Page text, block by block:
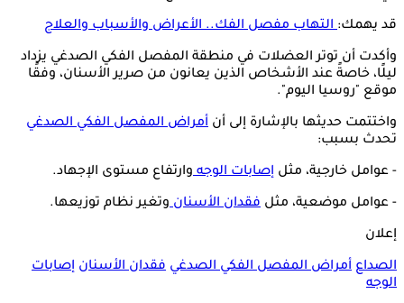
قد يهمك:التهاب مفصل الفك.. الأعراض والأسباب والعلاج
وأكدت أن توتر العضلات في منطقة المفصل الفكي الصدغي يزداد
ليلًا، خاصةً عند الأشخاص الذين يعانون من صرير الأسنان، وفقًا
موقع "روسيا اليوم".
واختتمت حديثها بالإشارة إلى أن أمراض المفصل الفكي الصدغي
تحدث بسبب:
- عوامل خارجية، مثل إصابات الوجهوارتفاع مستوى الإجهاد.
- عوامل موضعية، مثل فقدان الأسنانوتغير نظام توزيعها.
إعلان
الصداع أمراض المفصل الفكي الصدغي فقدان الأسنان إصابات
الوجه